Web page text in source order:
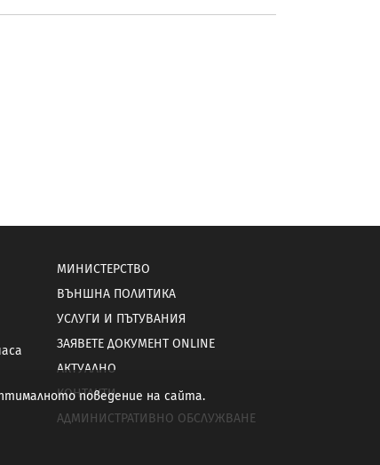
МИНИСТЕРСТВО
ВЪНШНА ПОЛИТИКА
УСЛУГИ И ПЪТУВАНИЯ
ЗАЯВЕТЕ ДОКУМЕНТ ONLINE
АКТУАЛНО
КОНТАКТИ
АДМИНИСТРАТИВНО ОБСЛУЖВАНЕ
поведение на сайта.